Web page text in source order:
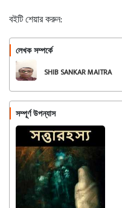
বইটি শেয়ার করুন:
লেখক সম্পর্কে
SHIB SANKAR MAITRA
সম্পূর্ণ উপন্যাস